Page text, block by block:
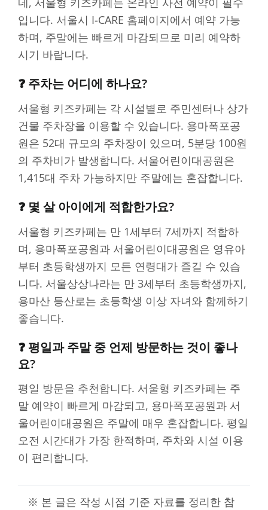
입니다. 서울시 I-CARE 홈페이지에서 예약 가능
하며, 주말에는 빠르게 마감되므로 미리 예약하
시기 바랍니다.
❓ 주차는 어디에 하나요?
서울형 키즈카페는 각 시설별로 주민센터나 상가
건물 주차장을 이용할 수 있습니다. 용마폭포공
원은 52대 규모의 주차장이 있으며, 5분당 100원
의 주차비가 발생합니다. 서울어린이대공원은
1,415대 주차 가능하지만 주말에는 혼잡합니다.
❓ 몇 살 아이에게 적합한가요?
서울형 키즈카페는 만 1세부터 7세까지 적합하
며, 용마폭포공원과 서울어린이대공원은 영유아
부터 초등학생까지 모든 연령대가 즐길 수 있습
니다. 서울상상나라는 만 3세부터 초등학생까지,
용마산 등산로는 초등학생 이상 자녀와 함께하기
좋습니다.
❓ 평일과 주말 중 언제 방문하는 것이 좋나
요?
평일 방문을 추천합니다. 서울형 키즈카페는 주
말 예약이 빠르게 마감되고, 용마폭포공원과 서
울어린이대공원은 주말에 매우 혼잡합니다. 평일
오전 시간대가 가장 한적하며, 주차와 시설 이용
이 편리합니다.
※ 본 글은 작성 시점 기준 자료를 정리한 참